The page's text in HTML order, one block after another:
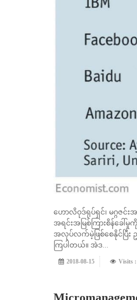
ဟောလိဝုဒ်ရုပ်ရှင်၊ မဂ္ဂဇင်
အရင်းအမြစ်ကြားစိန်ခေ
အလုပ်လက်မဲ့ဖြစ်စေနိုင်ပြီ
ကြပါတယ်။ အဲဒ...
2018-08-15 Visits :